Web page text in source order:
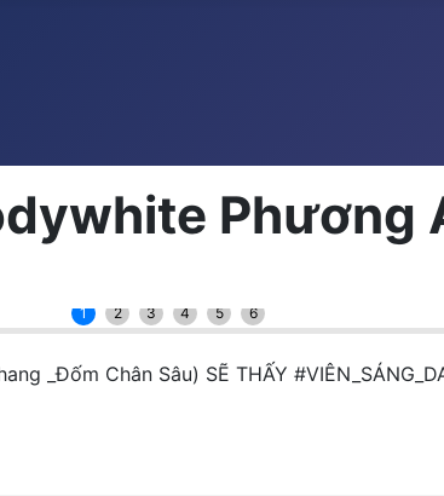
Phương
1 2 3 4 5 6
_Đốm Chân Sâu) SẼ THẤY